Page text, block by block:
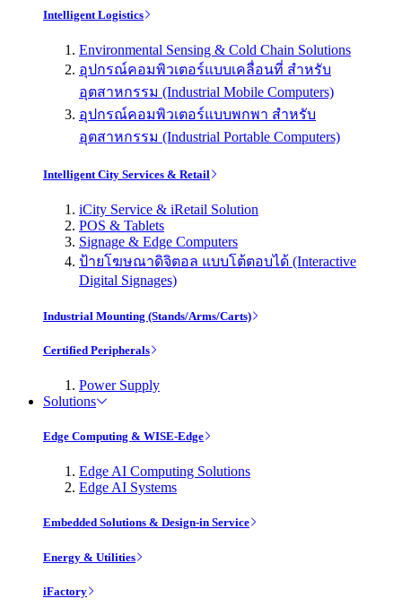
Intelligent Logistics
Environmental Sensing & Cold Chain Solutions
อุปกรณ์คอมพิวเตอร์แบบเคลื่อนที่ สำหรับ
อุตสาหกรรม (Industrial Mobile Computers)
อุปกรณ์คอมพิวเตอร์แบบพกพา สำหรับ
อุตสาหกรรม (Industrial Portable Computers)
Intelligent City Services & Retail
iCity Service & iRetail Solution
POS & Tablets
Signage & Edge Computers
ป้ายโฆษณาดิจิตอล แบบโต้ตอบได้ (Interactive
Digital Signages)
Industrial Mounting (Stands/Arms/Carts)
Certified Peripherals
Power Supply
Solutions
Edge Computing & WISE-Edge
Edge AI Computing Solutions
Edge AI Systems
Embedded Solutions & Design-in Service
Energy & Utilities
iFactory